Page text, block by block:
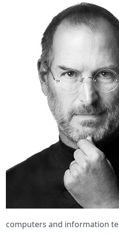
by
Packt
computers and information